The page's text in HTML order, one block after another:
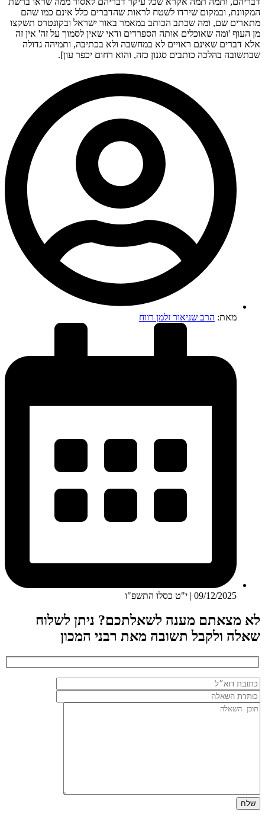
המקוונת, ובמקום שירדו לשטח לראות שהדברים כלל אינם כמו שהם
מתארים שם, ומה שכתב הכותב במאמר באור ישראל ובקונטרס תשקצו
מן העוף 'ומה שאוכלים אותה הספרדים ודאי שאין לסמוך על זה' אין זה
אלא דברים שאינם ראויים לא במחשבה ולא בכתיבה, ותמיהה גדולה
שבתשובה בהלכה כותבים סגנון כזה, והוא רחום יכפר עון].
מאת: הרב שניאור זלמן רווח
09/12/2025 | י"ט כסלו התשפ"ו
לא מצאתם מענה לשאלתכם? ניתן לשלוח
שאלה ולקבל תשובה מאת רבני המכון